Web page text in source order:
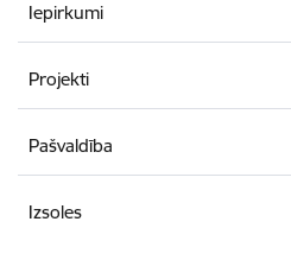
Iepirkumi
Projekti
Pašvaldība
Izsoles